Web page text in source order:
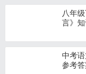
八年
言》
中考
参考